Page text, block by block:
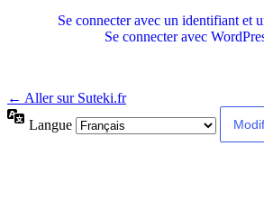
Se connecter avec un identifiant et
Se connecter avec
← Aller sur Suteki.fr
Langue